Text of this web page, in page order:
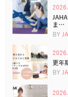
ま…
BY
更年
BY